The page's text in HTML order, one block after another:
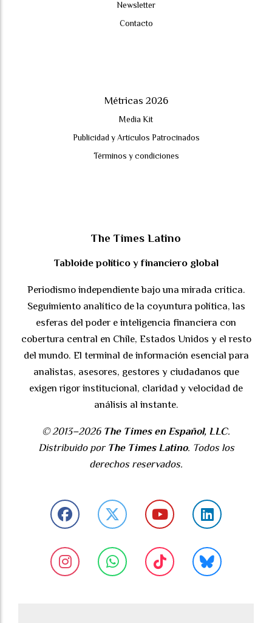
Newsletter
Contacto
Métricas 2026
Media Kit
Publicidad y Artículos Patrocinados
Términos y condiciones
The Times Latino
Tabloide político y financiero global
Periodismo independiente bajo una mirada crítica.
Seguimiento analítico de la coyuntura política, las
esferas del poder e inteligencia financiera con
cobertura central en Chile, Estados Unidos y el resto
del mundo. El terminal de información esencial para
analistas, asesores, gestores y ciudadanos que
exigen rigor institucional, claridad y velocidad de
análisis al instante.
© 2013–2026 The Times en Español, LLC.
Distribuido por The Times Latino. Todos los
derechos reservados.